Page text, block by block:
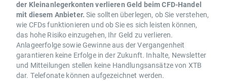
der Kleinanlegerkonten verlieren Geld beim CFD-Handel
mit diesem Anbieter. Sie sollten überlegen, ob Sie verstehen,
wie CFDs funktionieren und ob Sie es sich leisten können,
das hohe Risiko einzugehen, Ihr Geld zu verlieren.
Anlageerfolge sowie Gewinne aus der Vergangenheit
garantieren keine Erfolge in der Zukunft. Inhalte, Newsletter
und Mitteilungen stellen keine Handlungsansätze von XTB
dar. Telefonate können aufgezeichnet werden.